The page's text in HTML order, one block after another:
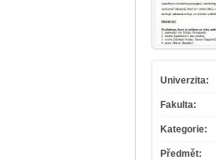
Univerzita:
Fakulta:
Kategorie:
Předmět: